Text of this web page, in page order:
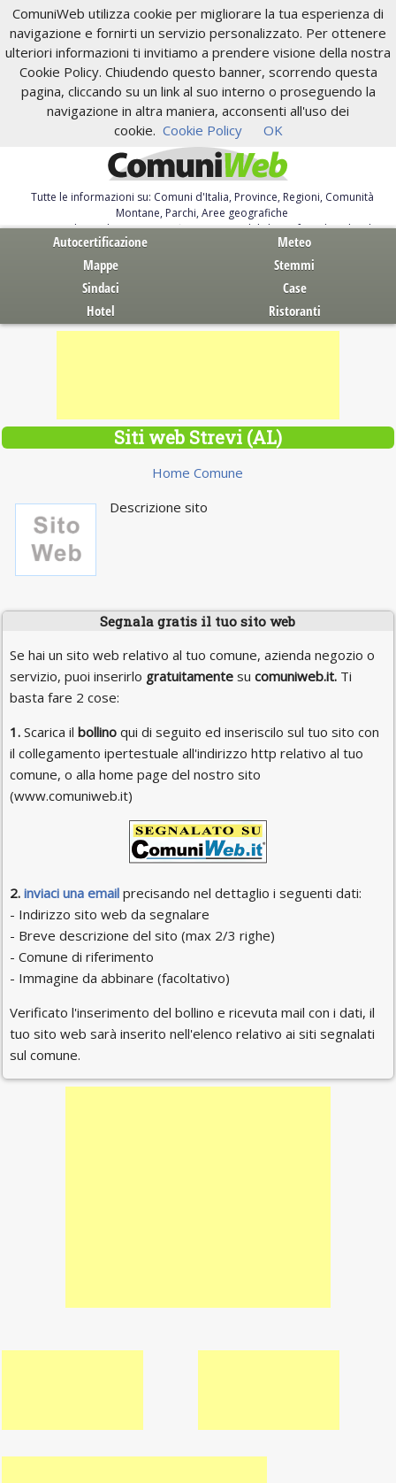
ComuniWeb utilizza cookie per migliorare la tua esperienza di
navigazione e fornirti un servizio personalizzato. Per ottenere
ulteriori informazioni ti invitiamo a prendere visione della nostra
Cookie Policy. Chiudendo questo banner, scorrendo questa
pagina, cliccando su un link al suo interno o proseguendo la
navigazione in altra maniera, acconsenti all'uso dei
cookie. Cookie Policy OK
Tutte le informazioni su: Comuni d'Italia, Province, Regioni, Comunità
Montane, Parchi, Aree geografiche
Servizi al Cittadino. Autocertificazione, moduli, leggi, free download
Autocertificazione
Meteo
Mappe
Stemmi
Sindaci
Case
Hotel
Ristoranti
Siti web Strevi (AL)
Home Comune
Descrizione sito
Segnala gratis il tuo sito web
Se hai un sito web relativo al tuo comune, azienda negozio o
servizio, puoi inserirlo gratuitamentesu comuniweb.it.Ti
basta fare 2 cose:
1.Scarica il bollinoqui di seguito ed inseriscilo sul tuo sito con
il collegamento ipertestuale all'indirizzo http relativo al tuo
comune, o alla home page del nostro sito
(www.comuniweb.it)
2. inviaci una emailprecisando nel dettaglio i seguenti dati:
- Indirizzo sito web da segnalare
- Breve descrizione del sito (max 2/3 righe)
- Comune di riferimento
- Immagine da abbinare (facoltativo)
Verificato l'inserimento del bollino e ricevuta mail con i dati, il
tuo sito web sarà inserito nell'elenco relativo ai siti segnalati
sul comune.